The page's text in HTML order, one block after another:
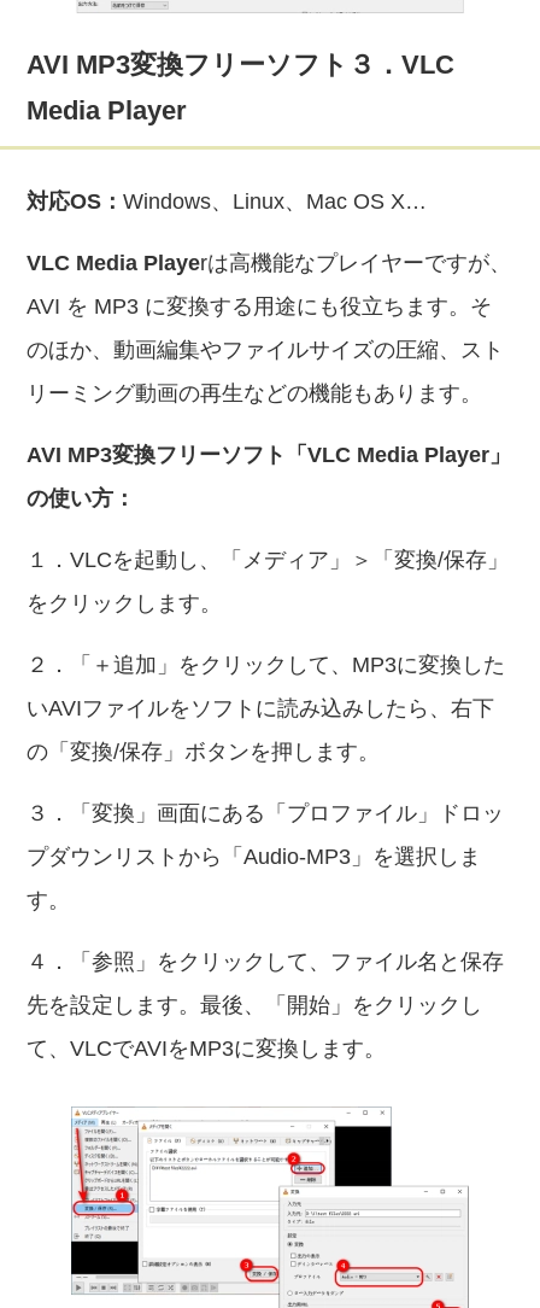
AVI MP3変換フリーソフト３．VLC
Media Player
対応OS：Windows、Linux、Mac OS X…
VLC Media Playerは高機能なプレイヤーですが、
AVI を MP3 に変換する用途にも役立ちます。そ
のほか、動画編集やファイルサイズの圧縮、スト
リーミング動画の再生などの機能もあります。
AVI MP3変換フリーソフト「VLC Media Player」
の使い方：
１．VLCを起動し、「メディア」＞「変換/保存」
をクリックします。
２．「＋追加」をクリックして、MP3に変換した
いAVIファイルをソフトに読み込みしたら、右下
の「変換/保存」ボタンを押します。
３．「変換」画面にある「プロファイル」ドロッ
プダウンリストから「Audio-MP3」を選択しま
す。
４．「参照」をクリックして、ファイル名と保存
先を設定します。最後、「開始」をクリックし
て、VLCでAVIをMP3に変換します。